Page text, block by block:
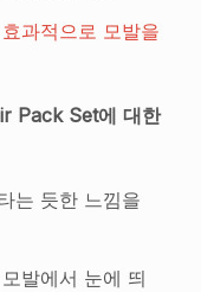
효과적으로 모발을
Pack Set에 대한
는 듯한 느낌을
발에서 눈에 띄